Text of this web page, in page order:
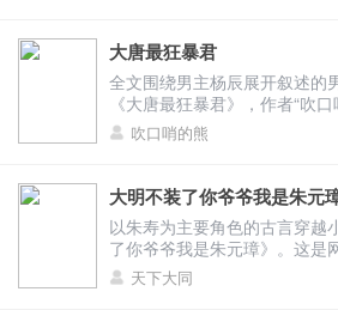
会是什么表情？ 宁尘的话让原
来，“三天后还给我？什么意思
下当游轮老板的感觉？” “三天
不还怎么办？柔柔你可千万别
“没事的，千雪，宁尘连我的
不吃亏，信他不上当，嘻嘻。”
权力。 谁知，也正是这天下最
被——满门抄斩！ 两年前，秦
飞的消息。 消息中，足够的证
塞外毒枭，通过特殊渠道运送
十亿的违心钱，并且还参与了
下令让何云飞带人去抓苍龙，
反抗，不只将何云飞碎尸万端
何家，将何家上上下下一家老
罪名，竟是何云飞在他苍龙的
欺人，这等荒唐至极的理由。
家一家老小，葬身火海，化为
也下意识的往这边看了一眼
道皇朝饭店有天地玄黄四个级
这种黑色的卡片。”杨骏骁说道
明显就是哪个发廊的理发卡，
了。” 不过那个西装胖子看到
地一跳，跑过来就从杨骏骁手
肃的拿着卡盯着方天仇，道：“
题吗？”方天仇的脸上波澜不
顶级至尊黑卡！只要出示这张
有产业都能享受最顶级的待遇
子一字一句清清楚楚的说道。
路，非常幸运的成为了身份尊
六位哥哥全部都是人中龙凤，
视。做皇帝这件事，萧锐想都
问世事的咸鱼…… 《穿越大夏
萧锐和张良、郭嘉都未深想，
真的是维护秩序和安全的吗
在这里，一定会震惊的发现，
他一直想除之而后快的黄麒麟
国皇都，竟然跑到了这里！ 看
关系，似乎很亲近。 只听： “
从这里渡江？”这名水军副都
大唐最狂暴君
全文围绕男主杨辰展开叙述的
《大唐最狂暴君》，作者“吹
现在正在稳定连载，欢迎阅读
唐朝，杨辰睁眼就在和杨贵妃
危机。此时，奸佞之臣当道，
眈眈，皇帝这个的位置更是被
为了在必杀之局中脱险，杨辰
扫异族、治天下。没有人想做
一帝！ 《大唐最狂暴君》精
带着一众大臣硬闯皇宫，坚
吹口哨的熊
大明不装了你爷爷我是朱元
以朱寿为主要角色的古言穿越
了你爷爷我是朱元璋》。这是
新连载作品，小说主要讲述了
来就穿越到了大明王朝。他家
天下大同